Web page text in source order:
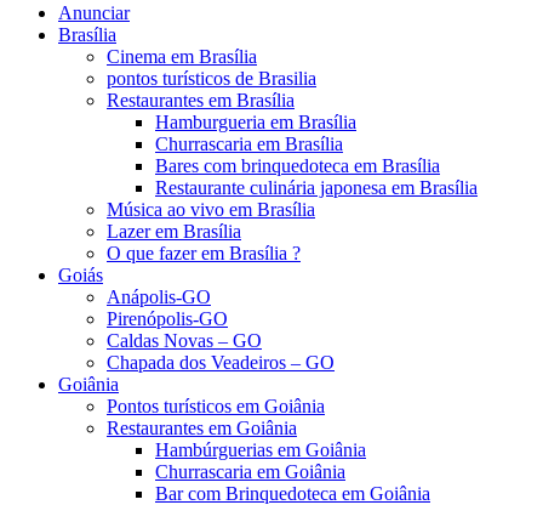
Anunciar
Brasília
Cinema em Brasília
pontos turísticos de Brasilia
Restaurantes em Brasília
Hamburgueria em Brasília
Churrascaria em Brasília
Bares com brinquedoteca em Brasília
Restaurante culinária japonesa em Brasília
Música ao vivo em Brasília
Lazer em Brasília
O que fazer em Brasília ?
Goiás
Anápolis-GO
Pirenópolis-GO
Caldas Novas – GO
Chapada dos Veadeiros – GO
Goiânia
Pontos turísticos em Goiânia
Restaurantes em Goiânia
Hambúrguerias em Goiânia
Churrascaria em Goiânia
Bar com Brinquedoteca em Goiânia